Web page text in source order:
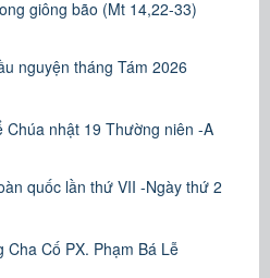
giông bão (Mt 14,22-33)
nguyện tháng Tám 2026
Chúa nhật 19 Thường niên -A
quốc lần thứ VII -Ngày thứ 2
Cha Cố PX. Phạm Bá Lễ